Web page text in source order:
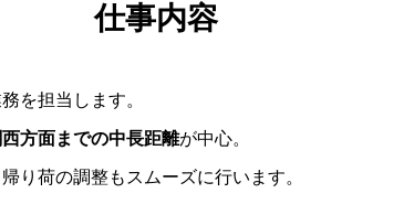
仕事内容
を担当します。
方面までの中長距離が中心。
り荷の調整もスムーズに行います。